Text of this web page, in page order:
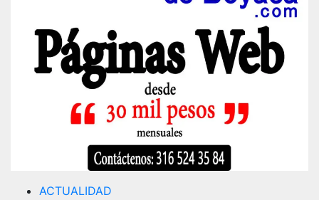
ACTUALIDAD